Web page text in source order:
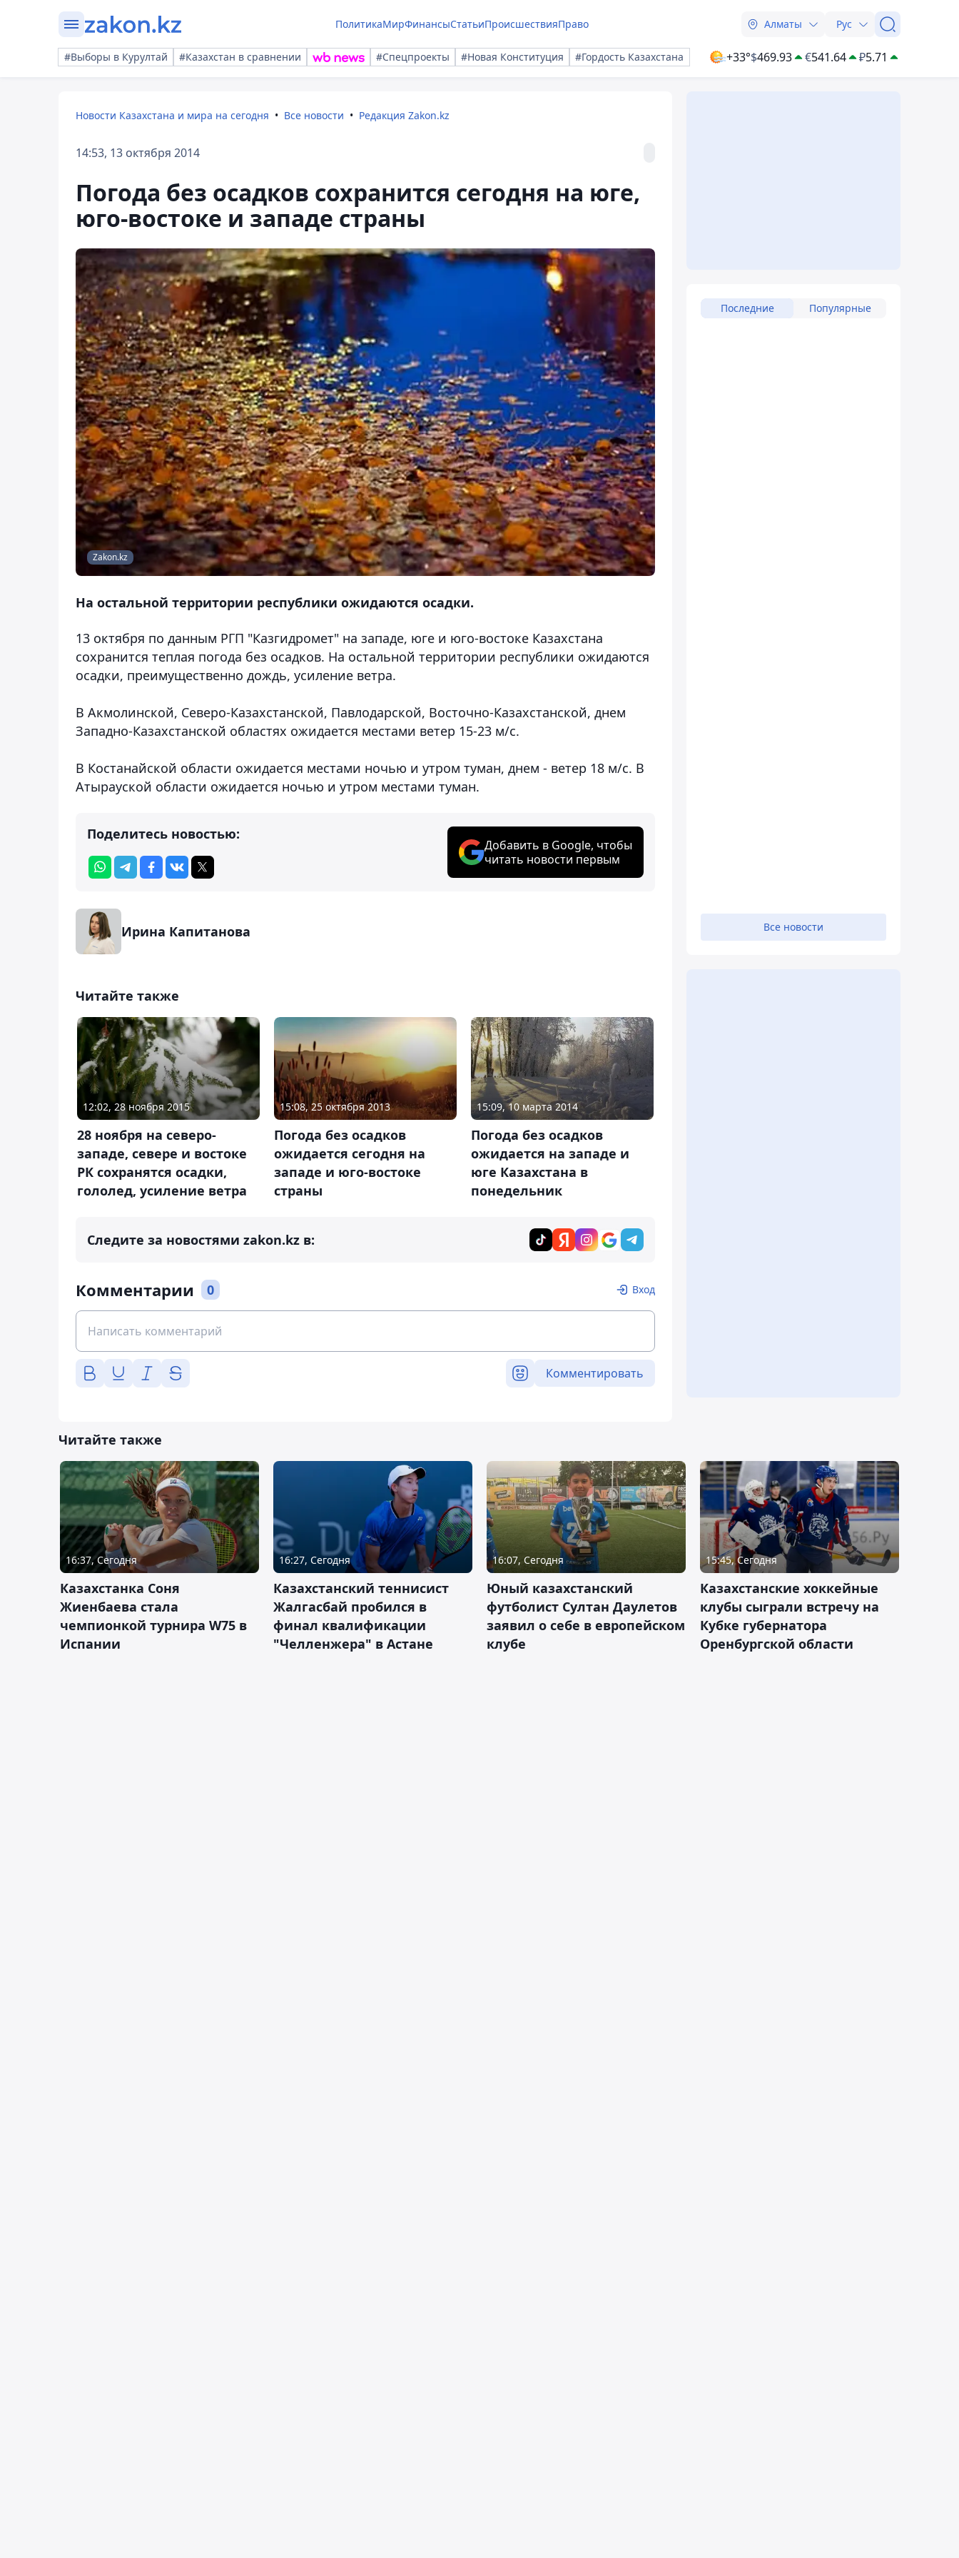
ПолитикаМирФинансыСтатьиПроисшествияПраво Алматы Рус
#Выборы в Курултай #Казахстан в сравнении #Спецпроекты #Новая Конституция #Гордость Казахстана +33°$469.93 €541.64 ₽5.71
Новости Казахстана и мира на сегодня Все новости Редакция Zakon.kz
14:53, 13 октября 2014
Погода без осадков сохранится сегодня на юге,
юго-востоке и западе страны
Zakon.kz
На остальной территории республики ожидаются осадки.
13 октября по данным РГП "Казгидромет" на западе, юге и юго-востоке Казахстана
сохранится теплая погода без осадков. На остальной территории республики ожидаются
осадки, преимущественно дождь, усиление ветра.
В Акмолинской, Северо-Казахстанской, Павлодарской, Восточно-Казахстанской, днем
Западно-Казахстанской областях ожидается местами ветер 15-23 м/с.
В Костанайской области ожидается местами ночью и утром туман, днем - ветер 18 м/с. В
Атырауской области ожидается ночью и утром местами туман.
Поделитесь новостью:
Добавить в Google, чтобы
читать новости первым
Ирина Капитанова
Читайте также
12:02, 28 ноября 2015
28 ноября на северо-
западе, севере и востоке
РК сохранятся осадки,
гололед, усиление ветра
15:08, 25 октября 2013
Погода без осадков
ожидается сегодня на
западе и юго-востоке
страны
15:09, 10 марта 2014
Погода без осадков
ожидается на западе и
юге Казахстана в
понедельник
Следите за новостями zakon.kz в:
Комментарии 0 Вход
Комментировать
Последние Популярные
Все новости
Читайте также
16:37, Сегодня
Казахстанка Соня
Жиенбаева стала
чемпионкой турнира W75 в
Испании
16:27, Сегодня
Казахстанский теннисист
Жалгасбай пробился в
финал квалификации
"Челленжера" в Астане
16:07, Сегодня
Юный казахстанский
футболист Султан Даулетов
заявил о себе в европейском
клубе
15:45, Сегодня
Казахстанские хоккейные
клубы сыграли встречу на
Кубке губернатора
Оренбургской области